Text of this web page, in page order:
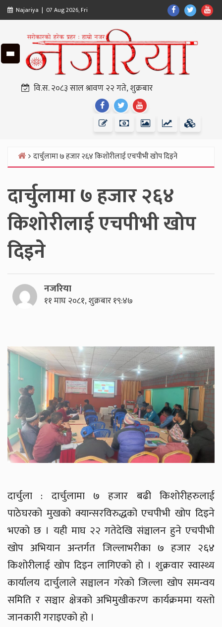
Skip
to
content
Najariya | 07 Aug 2026, Fri
Find
Us
Facebook
Find
Us
Twitter
Us
वि.स. २०८३ साल श्रावण २२ गते, शुक्रबार
Find
Us
Facebook
Find
Us
Twitter
Find
Us
Youtube
Home
दार्चुलामा ७ हजार २६४ किशोरीलाई एचपीभी खोप दिइने
दार्चुलामा ७ हजार २६४
किशोरीलाई एचपीभी खोप
दिइने
नजरिया
११ माघ २०८१, शुक्रबार १९:४७
दार्चुला : दार्चुलामा ७ हजार बढी किशोरीहरुलाई
पाठेघरको मुखको क्यान्सरविरुद्धको एचपीभी खोप दिइने
भएको छ । यही माघ २२ गतेदेखि संञ्चालन हुने एचपीभी
खोप अभियान अन्तर्गत जिल्लाभरीका ७ हजार २६४
किशोरीलाई खोप दिइन लागिएको हो । शुक्रवार स्वास्थ्य
कार्यालय दार्चुलाले सञ्चालन गरेको जिल्ला खोप समन्वय
समिति र सञ्चार क्षेत्रको अभिमुखीकरण कार्यक्रममा यस्तो
जानकारी गराइएको हो ।